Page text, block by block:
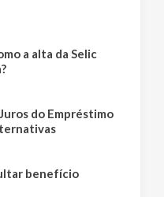
a alta da Selic
do Empréstimo
benefício